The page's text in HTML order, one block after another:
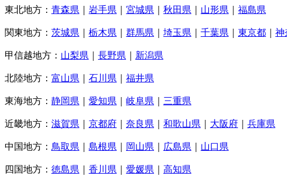
東北地方： 青森県 岩手県 宮城県 秋田県 山形県 福島県
関東地方： 茨城県 栃木県 群馬県 埼玉県 千葉県 東京都 神
甲信越地方： 山梨県 長野県 新潟県
北陸地方： 富山県 石川県 福井県
東海地方： 静岡県 愛知県 岐阜県 三重県
近畿地方： 滋賀県 京都府 奈良県 和歌山県 大阪府 兵庫県
中国地方： 鳥取県 島根県 岡山県 広島県 山口県
四国地方： 徳島県 香川県 愛媛県 高知県